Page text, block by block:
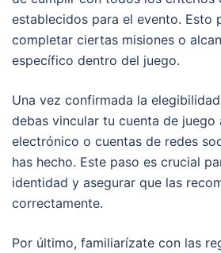
establecidos para el evento. Esto
completar ciertas misiones o
específico dentro del juego.
Una vez confirmada la
debas vincular tu cuenta de juego
electrónico o cuentas de redes
has hecho. Este paso es crucial
identidad y asegurar que las
correctamente.
Por último, familiarízate con las